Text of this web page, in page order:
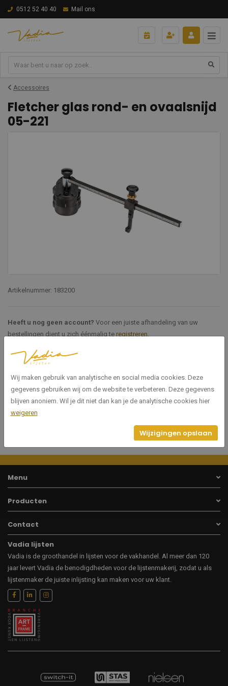
0512 52 40 40 Mail ons
Accessoires
Fletcher glas rond- en ovaalsnijd
05-221
Artikelnummer: 183200
Heeft u nog geen account? Voor een juiste afhandeling van uw
bestellingen dient u zich éénmalig teregistreren.
Specificaties
Artikelnummer 183200
Menu
Producten
Contact
Vadia lijsten
Vadia is de groothandel in lijsten voor de vakhandel. Al meer dan 120
jaar levert Vadia de benodigdheden voor de lijstenmakerij, zodat u als
lijstenmaker de juiste inlijsting kan maken voor uw klant.
Wij maken gebruik van analytische en social media cookies. Deze
gegevens gebruiken wij om de website te verbeteren. Deze gegevens
blijven anoniem. Wil je dit niet dan kan je de analytische cookies hier
weigeren
Wijzigingen opslaan